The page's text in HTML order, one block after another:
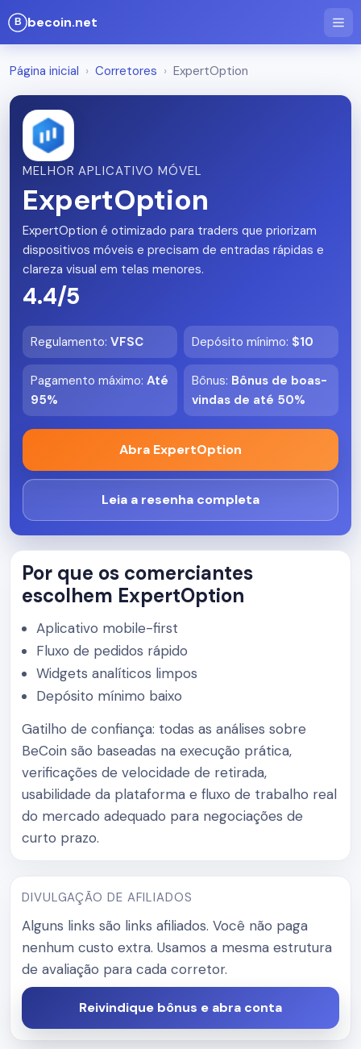
becoin.net
Página inicial › Corretores › ExpertOption
MELHOR APLICATIVO MÓVEL
ExpertOption
ExpertOption é otimizado para traders que priorizam
dispositivos móveis e precisam de entradas rápidas e
clareza visual em telas menores.
4.4/5
Regulamento: VFSC Depósito mínimo: $10
Pagamento máximo: Até
95%
Bônus: Bônus de boas-
vindas de até 50%
Abra ExpertOption
Leia a resenha completa
Por que os comerciantes
escolhem ExpertOption
Aplicativo mobile-first
Fluxo de pedidos rápido
Widgets analíticos limpos
Depósito mínimo baixo
Gatilho de confiança: todas as análises sobre
BeCoin são baseadas na execução prática,
verificações de velocidade de retirada,
usabilidade da plataforma e fluxo de trabalho real
do mercado adequado para negociações de
curto prazo.
DIVULGAÇÃO DE AFILIADOS
Alguns links são links afiliados. Você não paga
nenhum custo extra. Usamos a mesma estrutura
de avaliação para cada corretor.
Reivindique bônus e abra conta